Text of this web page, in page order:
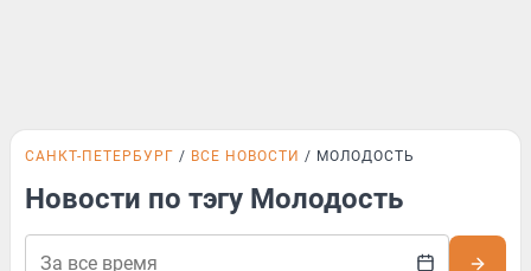
САНКТ-ПЕТЕРБУРГ ВСЕ НОВОСТИ МОЛОДОСТЬ
Новости по тэгу Молодость